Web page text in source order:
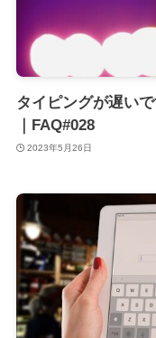
タイピングが遅い
｜FAQ#028
2023年5月26日